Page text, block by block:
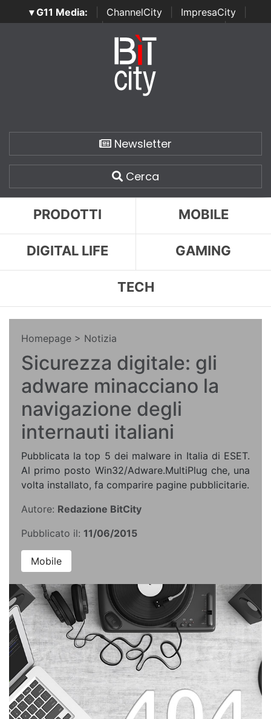
▾ G11 Media: ChannelCity ImpresaCity
SecurityOpenLab | Italian Channel Awards | Italian
Italian Security Awards
Newsletter
Cerca
PRODOTTI MOBILE
DIGITAL LIFE GAMING
TECH
Homepage > Notizia
Sicurezza digitale: gli
adware minacciano la
navigazione degli
internauti italiani
Pubblicata la top 5 dei malware in Italia di ESET.
Al primo posto Win32/Adware.MultiPlug che, una
volta installato, fa comparire pagine pubblicitarie.
Autore: Redazione BitCity
Pubblicato il: 11/06/2015
Mobile